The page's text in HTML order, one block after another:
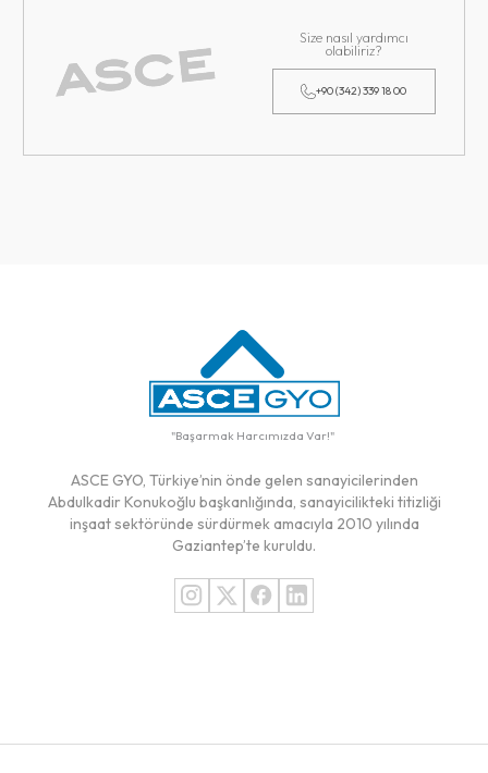
Size nasıl yardımcı
olabiliriz?
+90 (342) 339 18 00
"Başarmak Harcımızda Var!"
ASCE GYO, Türkiye’nin önde gelen sanayicilerinden
Abdulkadir Konukoğlu başkanlığında, sanayicilikteki titizliği
inşaat sektöründe sürdürmek amacıyla 2010 yılında
Gaziantep’te kuruldu.